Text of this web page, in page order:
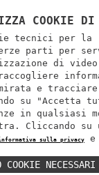
COOKIE
tecnici per la
parti per
di
e
su "Accetta
in qualsiasi
Cliccando su
sulla privacy
COOKIE NECESSARI